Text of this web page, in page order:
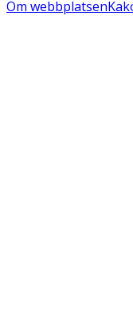
Om webbplatsen